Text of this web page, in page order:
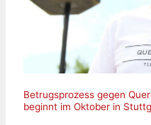
Betrugsprozess gegen
beginnt im Oktober in